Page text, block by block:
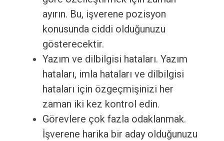
ayırın. Bu, işverene pozisyon
konusunda ciddi olduğunuzu
gösterecektir.
Yazım ve dilbilgisi hataları. Yazım
hataları, imla hataları ve dilbilgisi
hataları için özgeçmişinizi her
zaman iki kez kontrol edin.
Görevlere çok fazla odaklanmak.
İşverene harika bir aday olduğunuzu